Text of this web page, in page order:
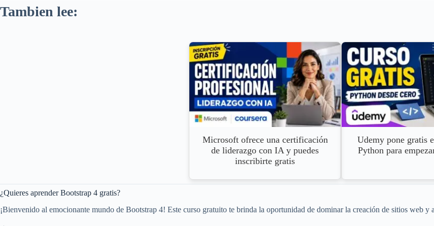
Tambien lee:
Microsoft ofrece una certificación
de liderazgo con IA y puedes
inscribirte gratis
Udemy pone gratis
Python para
¿Quieres aprender Bootstrap 4 gratis?
¡Bienvenido al emocionante mundo de Bootstrap 4! Este curso gratuito te brinda la oportunidad de dominar la creación de sitios web y